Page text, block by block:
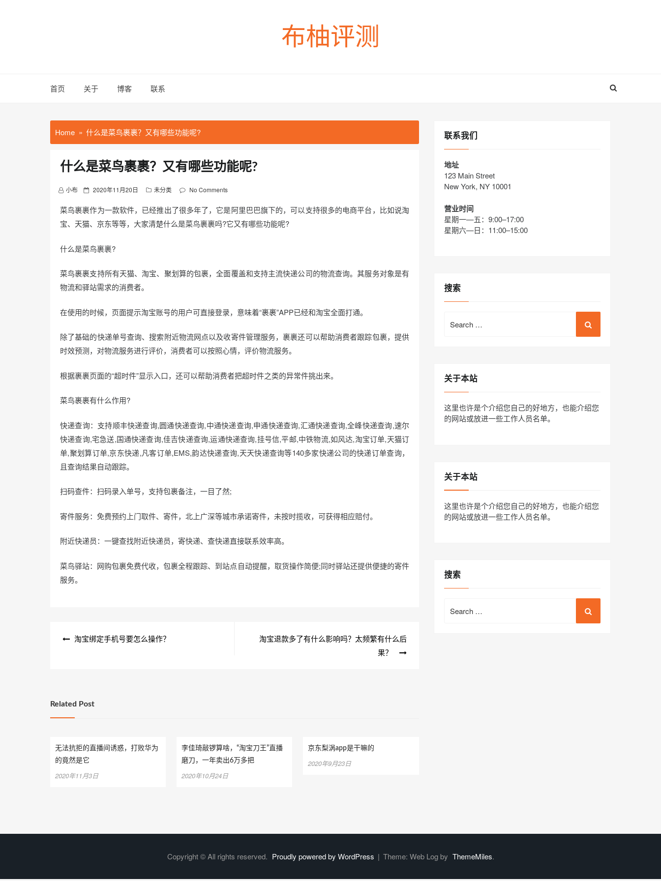
布柚评测
首页 关于 博客 联系
Home 什么是菜鸟裹裹？又有哪些功能呢?
什么是菜鸟裹裹？又有哪些功能呢?
小布
P
s
t
o
2020年11月20日 未分类 No Comments
菜鸟裹裹作为一款软件，已经推出了很多年了，它是阿里巴巴旗下的，可以支持很多的电商平台，比如说淘
宝、天猫、京东等等，大家清楚什么是菜鸟裹裹吗?它又有哪些功能呢?
什么是菜鸟裹裹?
菜鸟裹裹支持所有天猫、淘宝、聚划算的包裹，全面覆盖和支持主流快递公司的物流查询。其服务对象是有
物流和驿站需求的消费者。
在使用的时候，页面提示淘宝账号的用户可直接登录，意味着“裹裹”APP已经和淘宝全面打通。
除了基础的快递单号查询、搜索附近物流网点以及收寄件管理服务，裹裹还可以帮助消费者跟踪包裹，提供
时效预测，对物流服务进行评价，消费者可以按照心情，评价物流服务。
根据裹裹页面的“超时件”显示入口，还可以帮助消费者把超时件之类的异常件挑出来。
菜鸟裹裹有什么作用?
快递查询：支持顺丰快递查询,圆通快递查询,中通快递查询,申通快递查询,汇通快递查询,全峰快递查询,速尔
快递查询,宅急送,国通快递查询,佳吉快递查询,运通快递查询,挂号信,平邮,中铁物流,如风达,淘宝订单,天猫订
单,聚划算订单,京东快递,凡客订单,EMS,韵达快递查询,天天快递查询等140多家快递公司的快递订单查询，
且查询结果自动跟踪。
扫码查件：扫码录入单号，支持包裹备注，一目了然;
寄件服务：免费预约上门取件、寄件，北上广深等城市承诺寄件，未按时揽收，可获得相应赔付。
附近快递员：一键查找附近快递员，寄快递、查快递直接联系效率高。
菜鸟驿站：网购包裹免费代收，包裹全程跟踪、到站点自动提醒，取货操作简便;同时驿站还提供便捷的寄件
服务。
淘宝绑定手机号要怎么操作？
淘宝退款多了有什么影响吗？太频繁有什么后
果？
Related Post
无法抗拒的直播间诱惑，打败华为
的竟然是它
2020年11月3日
李佳琦敲锣算啥，“淘宝刀王”直播
磨刀，一年卖出6万多把
2020年10月24日
京东梨涡app是干嘛的
2020年9月23日
联系我们
地址
123 Main Street
New York, NY 10001
营业时间
星期一—五：9:00–17:00
星期六—日：11:00–15:00
搜索
for:
关于本站
这里也许是个介绍您自己的好地方，也能介绍您
的网站或放进一些工作人员名单。
关于本站
这里也许是个介绍您自己的好地方，也能介绍您
的网站或放进一些工作人员名单。
搜索
for:
Copyright © All rights reserved. Proudly powered by WordPress | Theme: Web Log by ThemeMiles.